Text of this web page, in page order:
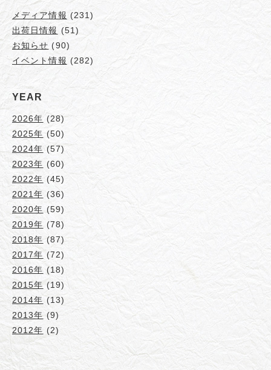
メディア情報 (231)
出荷日情報 (51)
お知らせ (90)
イベント情報 (282)
YEAR
2026年 (28)
2025年 (50)
2024年 (57)
2023年 (60)
2022年 (45)
2021年 (36)
2020年 (59)
2019年 (78)
2018年 (87)
2017年 (72)
2016年 (18)
2015年 (19)
2014年 (13)
2013年 (9)
2012年 (2)